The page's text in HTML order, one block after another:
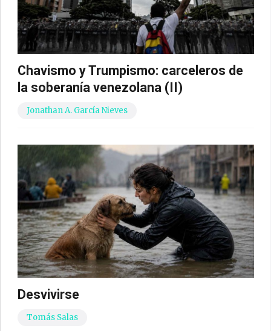
Chavismo y Trumpismo: carceleros de
la soberanía venezolana (II)
Jonathan A. García Nieves
Desvivirse
Tomás Salas